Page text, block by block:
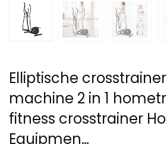
Elliptische
machine 2 in 1
fitness crosstrainer
Equipmen…